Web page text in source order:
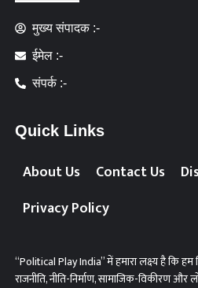
मुख्य संपादक :-
ईमेल :-
संपर्क :-
Quick Links
About Us Contact Us
Privacy Policy
“Political Play India” में हमारा लक्ष्य है कि हम
राजनीति, नीति-निर्माण, सामाजिक-विकीरण